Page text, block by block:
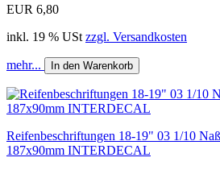
EUR 6,80
inkl. 19 % USt zzgl. Versandkosten
mehr... In den Warenkorb
Reifenbeschriftungen 18-19" 03 1/10
187x90mm INTERDECAL